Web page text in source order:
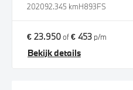
202092.345 kmH893FS
€ 23.950of€ 453 p/m
Bekijk details